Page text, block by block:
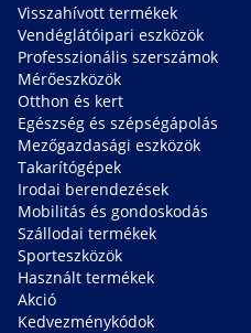
Visszahívott termékek
Vendéglátóipari eszközök
Professzionális szerszámok
Mérőeszközök
Otthon és kert
Egészség és szépségápolás
Mezőgazdasági eszközök
Takarítógépek
Irodai berendezések
Mobilitás és gondoskodás
Szállodai termékek
Sporteszközök
Használt termékek
Akció
Kedvezménykódok